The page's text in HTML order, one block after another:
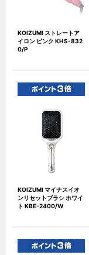
KOIZUMI ストレートア
イロン ピンク KHS-832
0/P
KOIZUMI マイナスイオ
ンリセットブラシ ホワイ
ト KBE-2400/W